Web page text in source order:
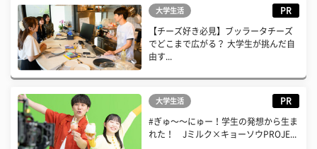
大学生活 PR
【チーズ好き必見】ブッラータチーズ
でどこまで広がる？ 大学生が挑んだ自
由す...
大学生活 PR
#ぎゅ〜〜にゅー！学生の発想から生ま
れた！ Jミルク×キョーソウPROJE...